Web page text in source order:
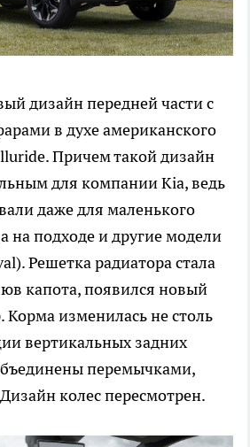
дизайн передней части с
в духе американского
Причем такой дизайн
для компании Kia, ведь
даже для маленького
на подходе и другие модели
Решетка радиатора стала
капота, появился новый
изменилась не столь
вертикальных задних
перемычками,
колес пересмотрен.